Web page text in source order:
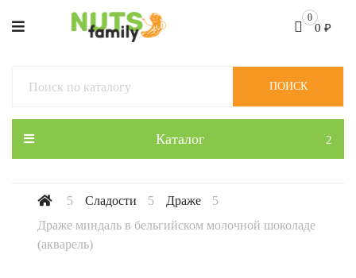
0
0 ₽
Каталог
ПОИСК
Сладости
Драже
Драже миндаль в бельгийском молочной шоколаде
(акварель)